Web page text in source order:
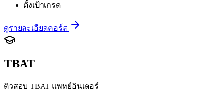
ตั้งเป้าเกรด
ดูรายละเอียดคอร์ส
TBAT
ติวสอบ TBAT แพทย์อินเตอร์